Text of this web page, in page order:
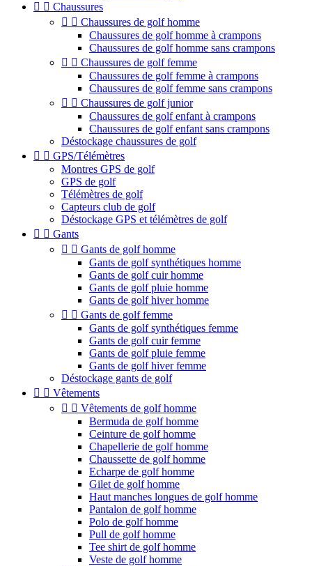
  Chaussures
  Chaussures de golf homme
Chaussures de golf homme à crampons
Chaussures de golf homme sans crampons
  Chaussures de golf femme
Chaussures de golf femme à crampons
Chaussures de golf femme sans crampons
  Chaussures de golf junior
Chaussures de golf enfant à crampons
Chaussures de golf enfant sans crampons
Déstockage chaussures de golf
  GPS/Télémètres
Montres GPS de golf
GPS de golf
Télémètres de golf
Capteurs club de golf
Déstockage GPS et télémètres de golf
  Gants
  Gants de golf homme
Gants de golf synthétiques homme
Gants de golf cuir homme
Gants de golf pluie homme
Gants de golf hiver homme
  Gants de golf femme
Gants de golf synthétiques femme
Gants de golf cuir femme
Gants de golf pluie femme
Gants de golf hiver femme
Déstockage gants de golf
  Vêtements
  Vêtements de golf homme
Bermuda de golf homme
Ceinture de golf homme
Chapellerie de golf homme
Chaussette de golf homme
Echarpe de golf homme
Gilet de golf homme
Haut manches longues de golf homme
Pantalon de golf homme
Polo de golf homme
Pull de golf homme
Tee shirt de golf homme
Veste de golf homme